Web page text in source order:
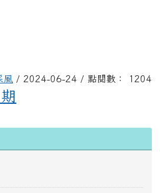
風 / 2024-06-24 / 點閱數： 1204